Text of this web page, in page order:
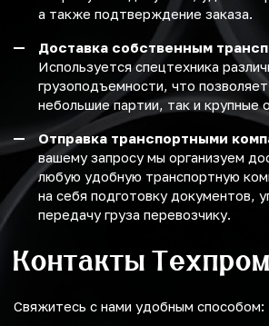
а также подтверждение заказа.
Доставка собственным
Используется спецтехника
грузоподъемности, что
небольшие партии, так и крупные
Отправка транспортными
вашему запросу мы организуем
любую удобную транспортную
на себя подготовку документов,
передачу груза перевозчику.
Контакты Техпром
Свяжитесь с нами удобным способом: